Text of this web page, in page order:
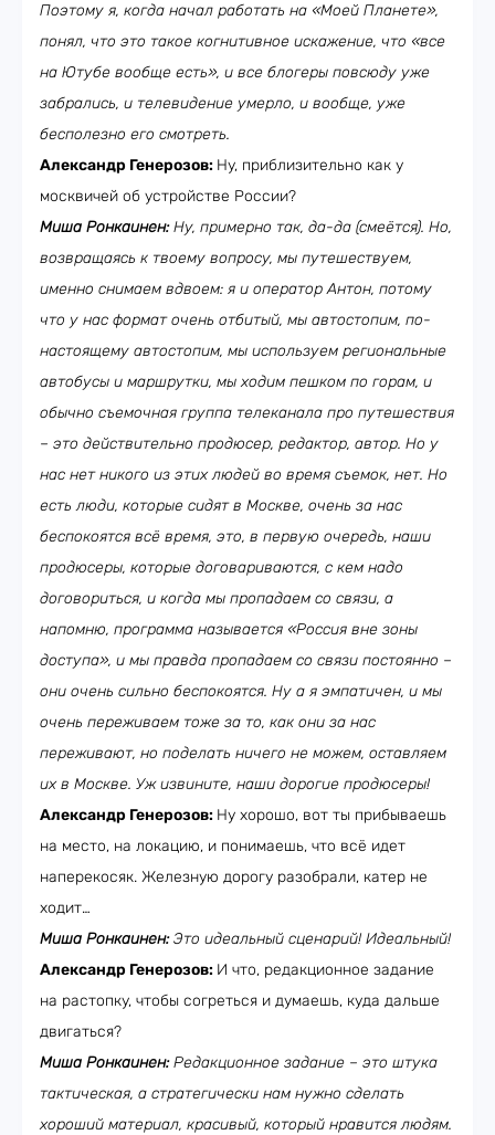
Поэтому я, когда начал работать на «Моей Планете»,
понял, что это такое когнитивное искажение, что «все
на Ютубе вообще есть», и все блогеры повсюду уже
забрались, и телевидение умерло, и вообще, уже
бесполезно его смотреть.
Александр Генерозов: Ну, приблизительно как у
москвичей об устройстве России?
Миша Ронкаинен:Ну, примерно так, да-да (смеётся). Но,
возвращаясь к твоему вопросу, мы путешествуем,
именно снимаем вдвоем: я и оператор Антон, потому
что у нас формат очень отбитый, мы автостопим, по-
настоящему автостопим, мы используем региональные
автобусы и маршрутки, мы ходим пешком по горам, и
обычно съемочная группа телеканала про путешествия
– это действительно продюсер, редактор, автор. Но у
нас нет никого из этих людей во время съемок, нет. Но
есть люди, которые сидят в Москве, очень за нас
беспокоятся всё время, это, в первую очередь, наши
продюсеры, которые договариваются, с кем надо
договориться, и когда мы пропадаем со связи, а
напомню, программа называется «Россия вне зоны
доступа», и мы правда пропадаем со связи постоянно –
они очень сильно беспокоятся. Ну а я эмпатичен, и мы
очень переживаем тоже за то, как они за нас
переживают, но поделать ничего не можем, оставляем
их в Москве. Уж извините, наши дорогие продюсеры!
Александр Генерозов: Ну хорошо, вот ты прибываешь
на место, на локацию, и понимаешь, что всё идет
наперекосяк. Железную дорогу разобрали, катер не
ходит…
Миша Ронкаинен:Это идеальный сценарий! Идеальный!
Александр Генерозов: И что, редакционное задание
на растопку, чтобы согреться и думаешь, куда дальше
двигаться?
Миша Ронкаинен:Редакционное задание – это штука
тактическая, а стратегически нам нужно сделать
хороший материал, красивый, который нравится людям.